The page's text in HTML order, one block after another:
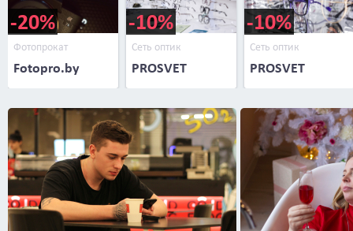
-20%
Фотопрокат
Fotopro.by
-10%
Сеть оптик
PROSVET
-10%
Сеть оптик
PROSVET